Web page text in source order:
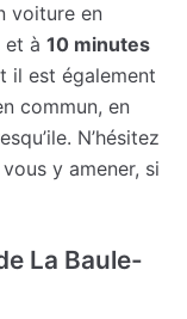
voiture en
et à 10 minutes
il est également
commun, en
N’hésitez
y amener, si
La Baule-